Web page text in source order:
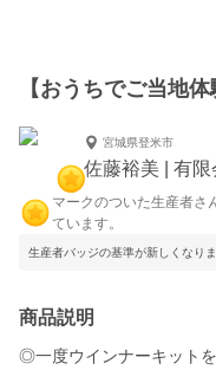
【おうちでご当地
宮城県登米市
佐藤裕美 | 有
マークのついた生産者さ
ています。
生産者バッジの基準が新しくなりま
商品説明
◎一度ウインナーキット